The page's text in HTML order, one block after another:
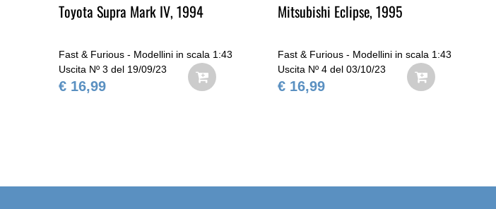
Toyota Supra Mark IV, 1994
Fast & Furious - Modellini in scala 1:43
Uscita Nº 3 del 19/09/23
€ 16,99
Mitsubishi Eclipse, 1995
Fast & Furious - Modellini in scala 1:43
Uscita Nº 4 del 03/10/23
€ 16,99